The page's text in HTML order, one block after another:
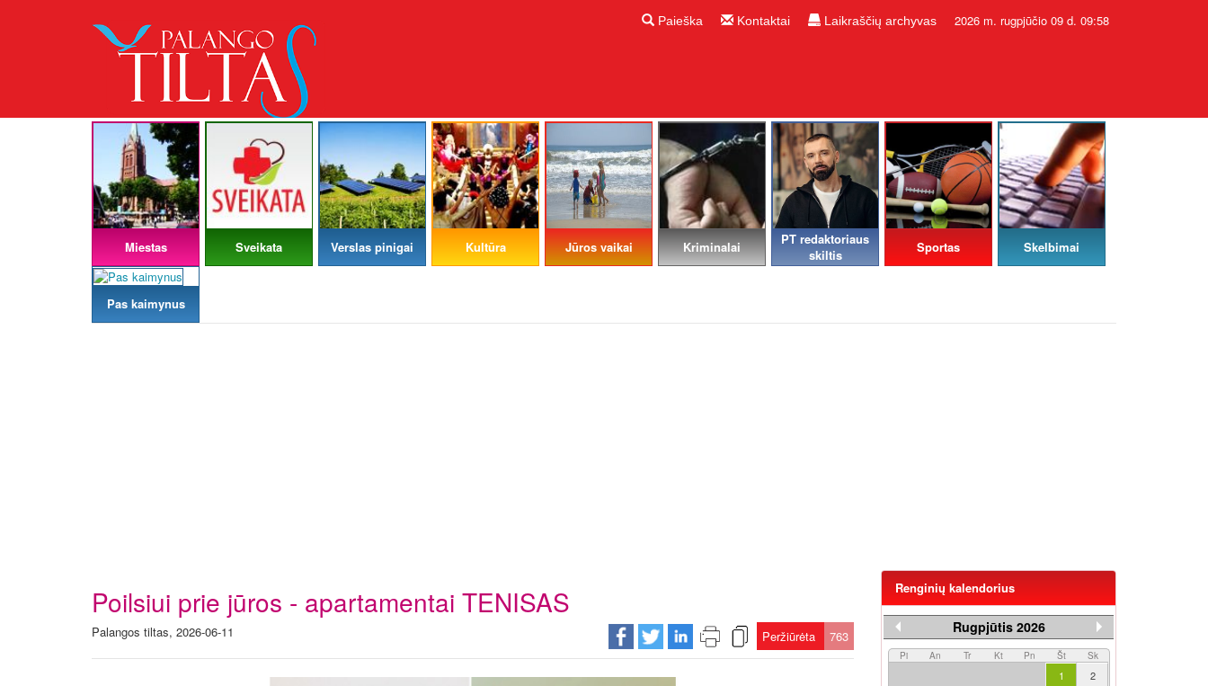
Paieška Kontaktai Laikraščių archyvas 2026 m. rugpjūčio 09 d. 09:58
Miestas Sveikata Verslas pinigai Kultūra Jūros vaikai Kriminalai
PT redaktoriaus
skiltis
Sportas Skelbimai
Pas kaimynus
Poilsiui prie jūros - apartamentai TENISAS
Palangos tiltas, 2026-06-11 Peržiūrėta 763
Renginių kalendorius
Rugpjūtis 2026
Pi An Tr Kt Pn Št Sk
1
2